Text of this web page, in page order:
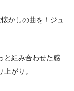
かしの曲を！ジュ
と組み合わせた感
がり。